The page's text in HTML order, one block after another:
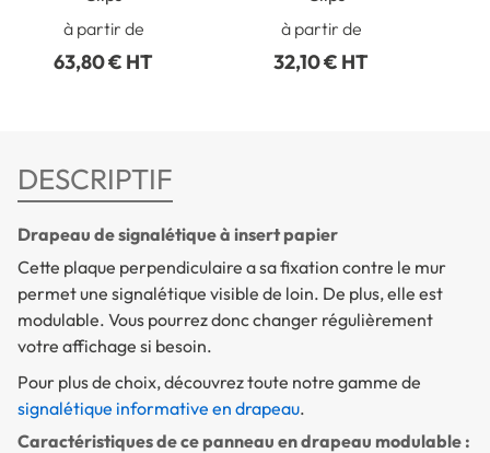
à partir de
63,80 € HT
à partir de
32,10 € HT
DESCRIPTIF
Drapeau de signalétique à insert papier
Cette plaque perpendiculaire a sa fixation contre le mur
permet une signalétique visible de loin. De plus, elle est
modulable. Vous pourrez donc changer régulièrement
votre affichage si besoin.
Pour plus de choix, découvrez toute notre gamme de
signalétique informative en drapeau.
Caractéristiques de ce panneau en drapeau modulable :